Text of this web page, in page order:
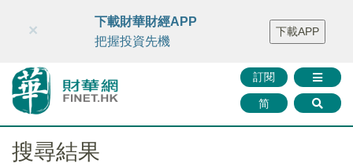
財華智庫網 FINTV FINMETA 財華證券 媒體矩陣
智庫沙龍
聯絡我們
訂閱
简
×
下載財華財經APP
把握投資先機
下載APP
搜尋結果